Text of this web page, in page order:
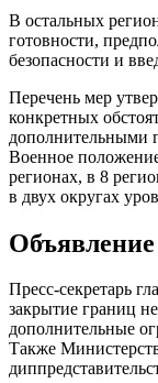
В остальных
готовности,
безопасности и
Перечень мер
конкретных
дополнительными
Военное
регионах, в 8
в двух округах
Пресс-секретарь
закрытие границ
дополнительные
Также